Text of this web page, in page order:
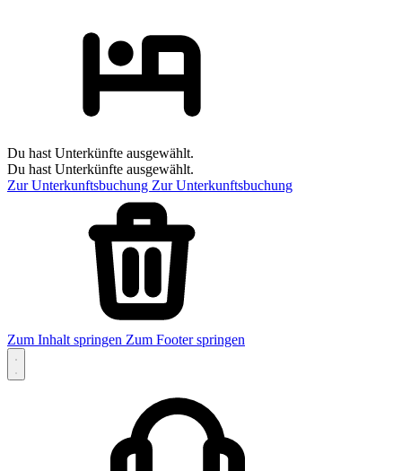
Du hast Unterkünfte ausgewählt.
Du hast Unterkünfte ausgewählt.
Zur Unterkunftsbuchung Zur Unterkunftsbuchung
Zum Inhalt springen Zum Footer springen